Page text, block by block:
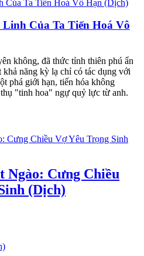
Của Ta Tiến Hoá Vô
không, đã thức tỉnh thiên phú ẩn
năng kỳ lạ chỉ có tác dụng với
phá giới hạn, tiến hóa không
"tinh hoa" ngự quỷ lực từ anh.
Ngào: Cưng Chiều
(Dịch)